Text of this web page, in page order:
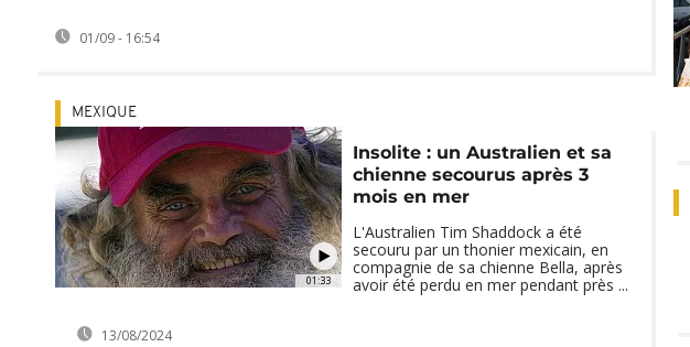
01/09 - 16:54
01:33
MEXIQUE
Insolite : un Australien et sa
chienne secourus après 3
mois en mer
L'Australien Tim Shaddock a été
secouru par un thonier mexicain, en
compagnie de sa chienne Bella, après
avoir été perdu en mer pendant près ...
13/08/2024